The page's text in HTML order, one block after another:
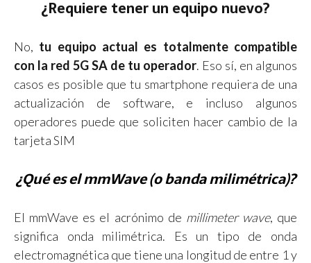
¿Requiere tener un equipo nuevo?
No, tu equipo actual es totalmente compatible
con la red 5G SA de tu operador. Eso sí, en algunos
casos es posible que tu smartphone requiera de una
actualización de software, e incluso algunos
operadores puede que soliciten hacer cambio de la
tarjeta SIM
¿Qué es el mmWave (o banda milimétrica)?
El mmWave es el acrónimo de millimeter wave, que
significa onda milimétrica. Es un tipo de onda
electromagnética que tiene una longitud de entre 1 y